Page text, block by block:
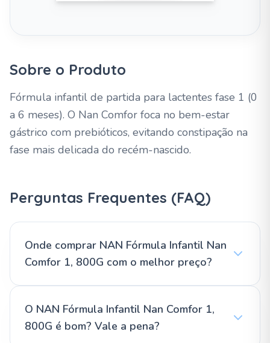
Sobre o Produto
Fórmula infantil de partida para lactentes fase 1 (0
a 6 meses). O Nan Comfor foca no bem-estar
gástrico com prebióticos, evitando constipação na
fase mais delicada do recém-nascido.
Perguntas Frequentes (FAQ)
Onde comprar NAN Fórmula Infantil Nan
Comfor 1, 800G com o melhor preço?
O NAN Fórmula Infantil Nan Comfor 1,
800G é bom? Vale a pena?